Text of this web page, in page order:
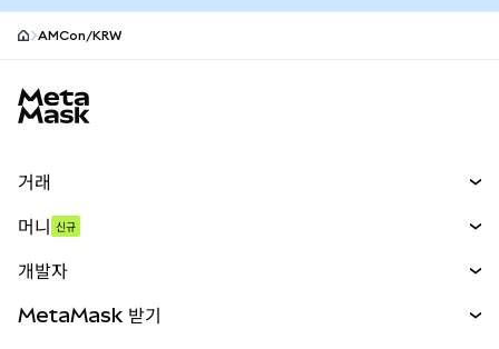
AMCon/KRW
거래
무기한 선물
실물자산
머니 신규
개발자
MetaMask 받기